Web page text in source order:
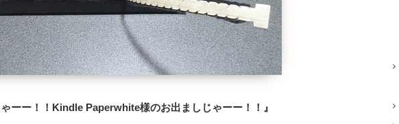
ゃーー！！Kindle Paperwhite様のお出ましじゃーー！！』